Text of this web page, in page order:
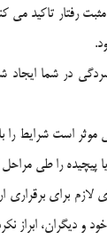
رفتار تاكيد
در شما
است شرايط را
پيچيده را طي
براي
و ديگران،